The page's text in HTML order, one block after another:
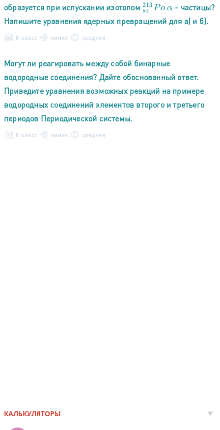
образуется при испускании изотопом 84213Po
α - частицы?
Напишите уравнения ядерных превращений для а) и б).
8 класс химия средняя
Могут ли реагировать между собой бинарные
водородные соединения? Дайте обоснованный ответ.
Приведите уравнения возможных реакций на примере
водородных соединений элементов второго и третьего
периодов Периодической системы.
8 класс химия средняя
КАЛЬКУЛЯТОРЫ